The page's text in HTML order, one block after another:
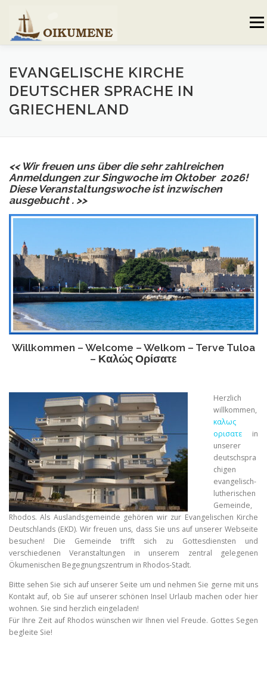
content
Menu
AKTUELLES VERANSTALTUNGEN
GEMEINDEBRIEF VORSTAND UND TEAM
EVANGELISCHE KIRCHE
DEUTSCHER SPRACHE IN
GRIECHENLAND
<< Wir freuen uns über die sehr zahlreichen
Anmeldungen zur Singwoche im Oktober 2026!
Diese Veranstaltungswoche ist inzwischen
ausgebucht . >>
Willkommen – Welcome – Welkom – Terve Tuloa
– Καλώς Ορίσατε
Herzlich
willkommen,
καλως
ορισατεin
unserer
deutschspra
chigen
evangelisch-
lutherischen
Gemeinde,
Rhodos. Als Auslandsgemeinde gehören wir zur Evangelischen Kirche
Deutschlands (EKD). Wir freuen uns, dass Sie uns auf unserer Webseite
besuchen! Die Gemeinde trifft sich zu Gottesdiensten und
verschiedenen Veranstaltungen in unserem zentral gelegenen
Ökumenischen Begegnungszentrum in Rhodos-Stadt.
Bitte sehen Sie sich auf unserer Seite um und nehmen Sie gerne mit uns
Kontakt auf, ob Sie auf unserer schönen Insel Urlaub machen oder hier
wohnen. Sie sind herzlich eingeladen!
Für Ihre Zeit auf Rhodos wünschen wir Ihnen viel Freude. Gottes Segen
begleite Sie!